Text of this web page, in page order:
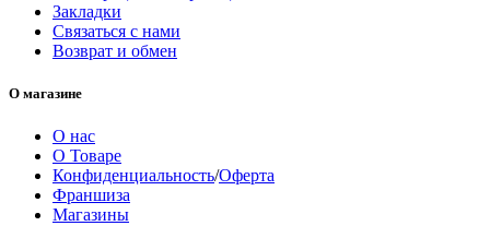
Закладки
Связаться с нами
Возврат и обмен
О магазине
О нас
О Товаре
Конфиденциальность/Оферта
Франшиза
Магазины